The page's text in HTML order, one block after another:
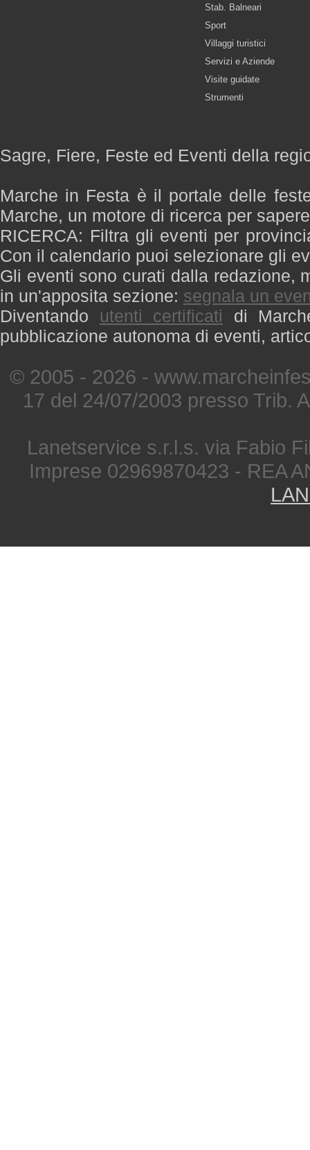
Stab. Balneari
Sport
Villaggi turistici
Servizi e Aziende
Visite guidate
Strumenti
Sagre, Fiere, Feste ed Eventi della
Marche in Festa è il portale delle
Marche, un motore di ricerca per
RICERCA: Filtra gli eventi per
Con il calendario puoi selezionare gli
Gli eventi sono curati dalla redazione,
in un'apposita sezione: segnala un
Diventando utenti certificati di
pubblicazione autonoma di eventi,
© 2005 - 2026 -
17 del 24/07/2003 presso Trib.
Lanetservice s.r.l.s. via Fabio
Imprese 02969870423 - REA